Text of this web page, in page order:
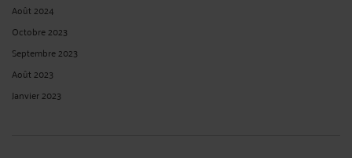
Août 2024
Octobre 2023
Septembre 2023
Août 2023
Janvier 2023